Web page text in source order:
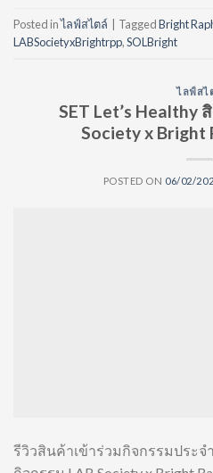
Posted inไลฟ์สไตล์ TaggedBright
LABSocietyxBrightrpp,SOLBright
ไลฟ์สไ
SET Let’s Healthy
Society x Bright
POSTED ON 06/02/
รีวิวสินค้าเข้าร่วมกิจกรรมประ